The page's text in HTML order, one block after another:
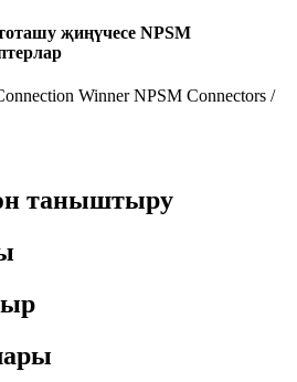
җиңүчесе NPSM
таныштыру